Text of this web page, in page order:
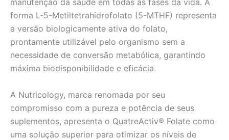
manutenção da saúde em todas as fases da vida. A
forma L-5-Metiltetrahidrofolato (5-MTHF) representa
a versão biologicamente ativa do folato,
prontamente utilizável pelo organismo sem a
necessidade de conversão metabólica, garantindo
máxima biodisponibilidade e eficácia.
A Nutricology, marca renomada por seu
compromisso com a pureza e potência de seus
suplementos, apresenta o QuatreActiv® Folate como
uma solução superior para otimizar os níveis de